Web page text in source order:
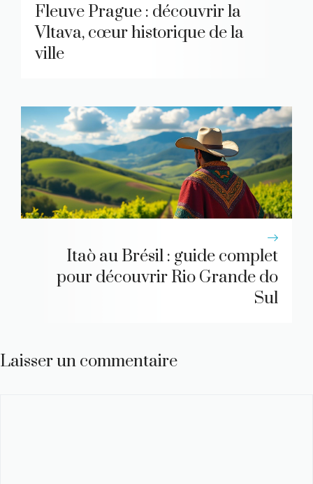
Fleuve Prague : découvrir la
Vltava, cœur historique de la
ville
Itaò au Brésil : guide complet
pour découvrir Rio Grande do
Sul
Laisser un commentaire